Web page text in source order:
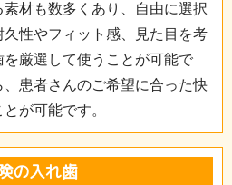
材も数多くあり、自由に選択
性やフィット感、見た目を考
厳選して使うことが可能で
患者さんのご希望に合った快
が可能です。
の入れ歯